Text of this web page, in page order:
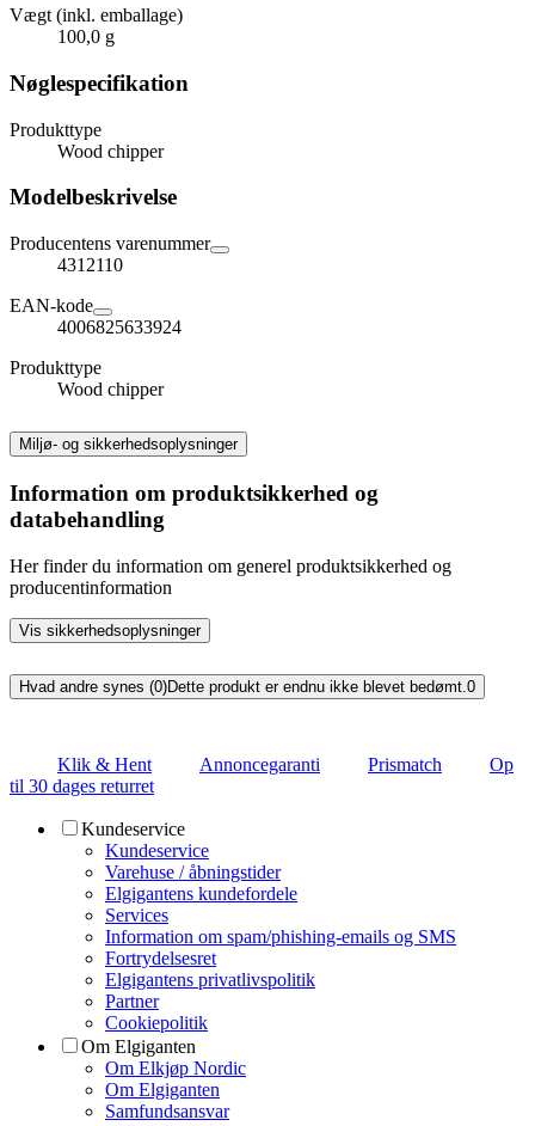
Vægt (inkl. emballage)
100,0 g
Nøglespecifikation
Produkttype
Wood chipper
Modelbeskrivelse
Producentens varenummer
4312110
EAN-kode
4006825633924
Produkttype
Wood chipper
Miljø- og sikkerhedsoplysninger
Information om produktsikkerhed og
databehandling
Her finder du information om generel produktsikkerhed og
producentinformation
Vis sikkerhedsoplysninger
Hvad andre synes (0)Dette produkt er endnu ikke blevet bedømt. 0
Klik & Hent Annoncegaranti Prismatch
Op
til 30 dages returret
Kundeservice
Kundeservice
Varehuse / åbningstider
Elgigantens kundefordele
Services
Information om spam/phishing-emails og SMS
Fortrydelsesret
Elgigantens privatlivspolitik
Partner
Cookiepolitik
Om Elgiganten
Om Elkjøp Nordic
Om Elgiganten
Samfundsansvar